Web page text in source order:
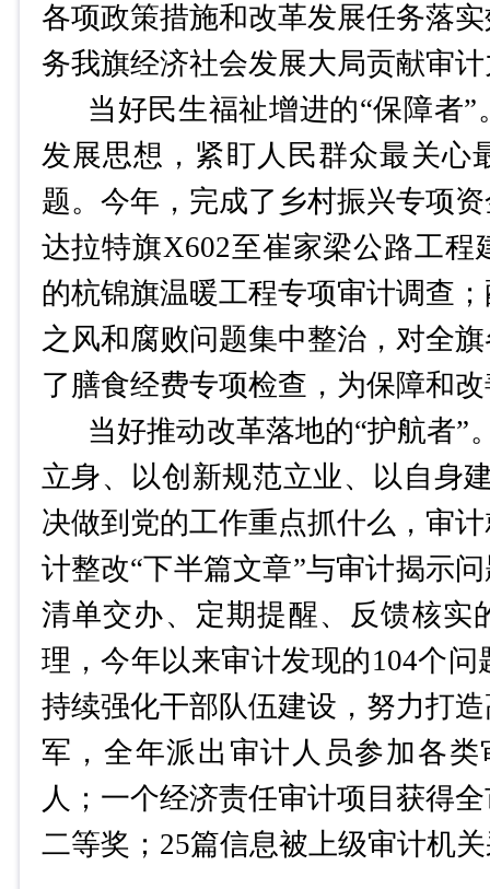
各项政策措施和改革发展任务落
务我旗经济社会发展大局贡献审
当好民生福祉增进的“保障者”
发展思想，紧盯人民群众最关心
题。今年， 完成了 乡村振兴专项
达拉特旗X602至崔家梁公路工程
的杭锦旗温暖工程专项审计调查
之风和腐败问题集中整治， 对全
了膳食经费专项检查，为保障和
当好推动改革落地的“护航者”
立身、以创新规范立业、以自身
决做到党的工作重点抓什么，审
计整改“下半篇文章”与审计揭示
清单交办、定期提醒、反馈核实
理，今年以来审计发现的104个
持续强化干部队伍建设，努力打
军， 全年派出审计人员参加各
人；一个经济责任审计项目获得
二等奖； 25篇信息被上级审计机